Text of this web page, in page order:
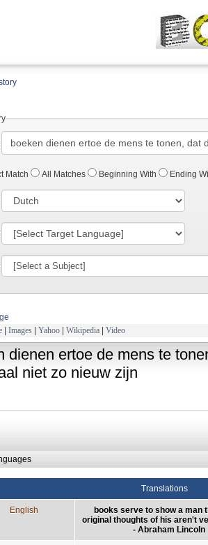
Match All Matches Beginning With Ending
| Images | Yahoo | Wikipedia | Video
dienen ertoe de mens te
niet zo nieuw zijn
Translations
English
books serve to show a man
original thoughts of his aren't
- Abraham Lincoln